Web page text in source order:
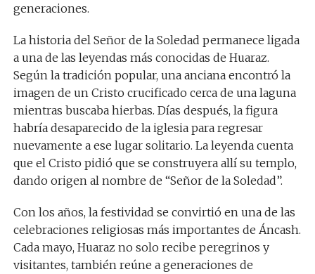
generaciones.
La historia del Señor de la Soledad permanece ligada
a una de las leyendas más conocidas de Huaraz.
Según la tradición popular, una anciana encontró la
imagen de un Cristo crucificado cerca de una laguna
mientras buscaba hierbas. Días después, la figura
habría desaparecido de la iglesia para regresar
nuevamente a ese lugar solitario. La leyenda cuenta
que el Cristo pidió que se construyera allí su templo,
dando origen al nombre de “Señor de la Soledad”.
Con los años, la festividad se convirtió en una de las
celebraciones religiosas más importantes de Áncash.
Cada mayo, Huaraz no solo recibe peregrinos y
visitantes, también reúne a generaciones de